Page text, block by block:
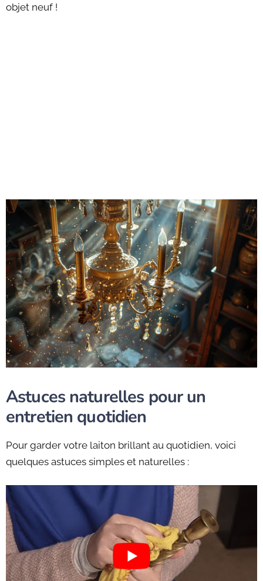
objet neuf !
Astuces naturelles pour un
entretien quotidien
Pour garder votre laiton brillant au quotidien, voici
quelques astuces simples et naturelles :